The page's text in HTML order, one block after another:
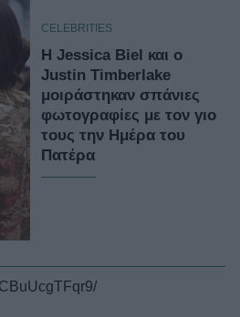
CELEBRITIES
Η Jessica Biel και ο
Justin Timberlake
μοιράστηκαν σπάνιες
φωτογραφίες με τον γιο
τους την Ημέρα του
Πατέρα